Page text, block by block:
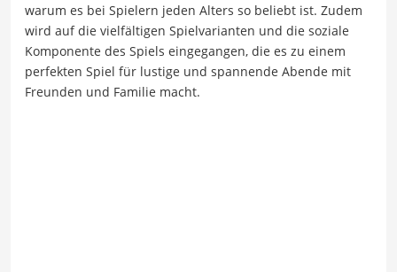
warum es bei Spielern jeden Alters so beliebt ist. Zudem
wird auf die vielfältigen Spielvarianten und die soziale
Komponente des Spiels eingegangen, die es zu einem
perfekten Spiel für lustige und spannende Abende mit
Freunden und Familie macht.